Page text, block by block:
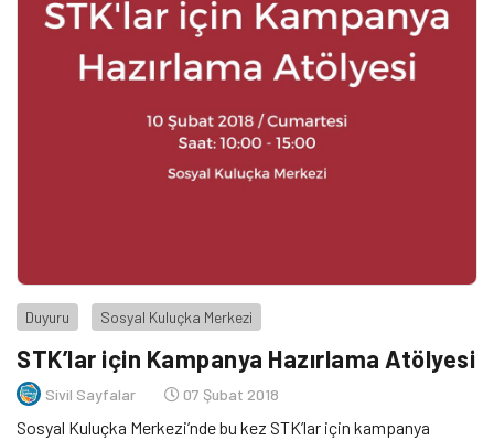
Duyuru Sosyal Kuluçka Merkezi
STK’lar için Kampanya Hazırlama Atölyesi
Sivil Sayfalar 07 Şubat 2018
Sosyal Kuluçka Merkezi’nde bu kez STK’lar için kampanya